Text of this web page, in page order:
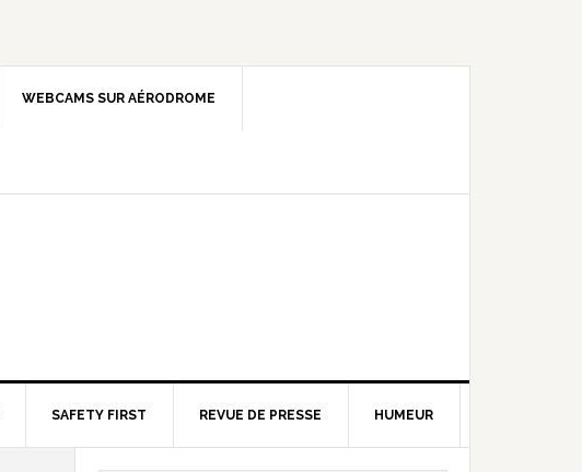
WEBCAMS SUR AÉRODROME
SAFETY FIRST REVUE DE PRESSE HUMEUR